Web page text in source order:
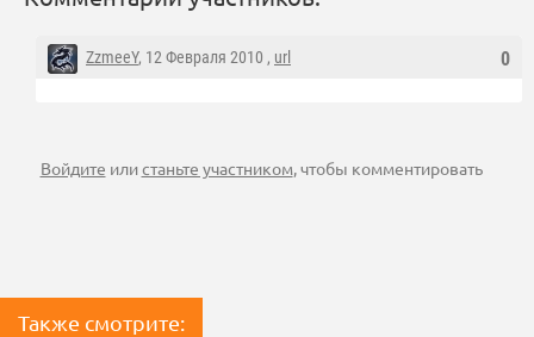
0
ZzmeeY, 12 Февраля 2010 , url
Войдите илистаньте участником, чтобы комментировать
Также смотрите: